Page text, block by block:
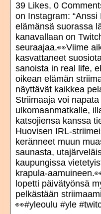
39 Likes, 0
on Instagram:
elämänsä suorassa
kanavallaan on
seuraajaa.👀Viime
kasvattaneet
sanoista in real life,
oikean elämän
näyttävät kaikkea
Striimaaja voi
ulkomaanmatkalle,
katsojiensa kanssa
Huovisen IRL-
keränneet muun
saunasta,
kaupungissa
krapula-
lopetti päivätyönsä
pelkästään
👀#yleoulu #yle